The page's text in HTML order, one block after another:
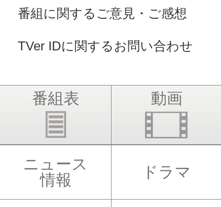
番組に関するご意見・ご感想
TVer IDに関するお問い合わせ
番組表 動画
ニュース
情報
ドラマ